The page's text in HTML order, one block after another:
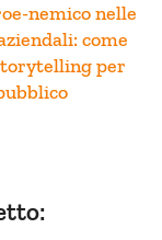
nemico nelle
come
per